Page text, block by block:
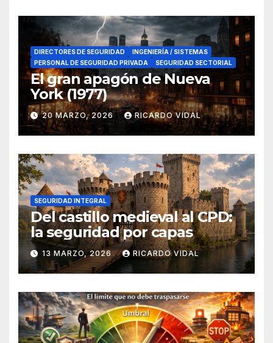
DIRECTORES DE SEGURIDAD
INGENIERÍA / SISTEMAS
PERSONAL DE SEGURIDAD PRIVADA
SEGURIDAD SECTORIAL
El gran apagón de Nueva
York (1977)
20 MARZO, 2026 RICARDO VIDAL
SEGURIDAD INTEGRAL
Del castillo medieval al CPD:
la seguridad por capas
13 MARZO, 2026 RICARDO VIDAL